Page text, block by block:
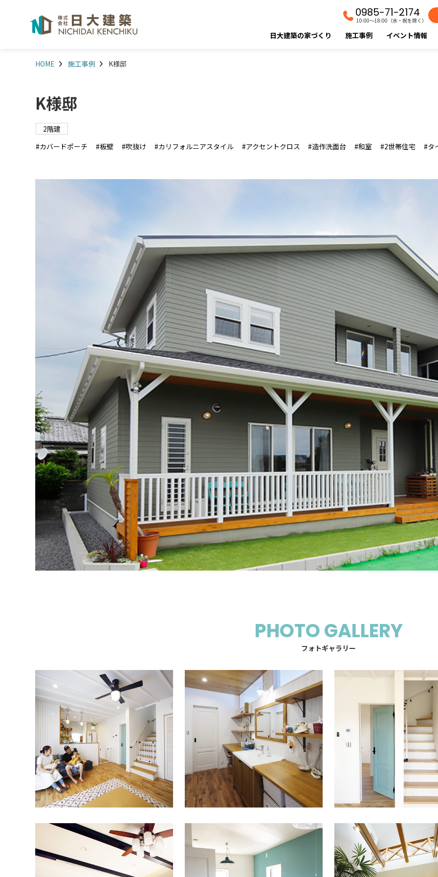
0985-71-2174
10:00〜18:00（水・祝を除く）
日大建築の家づくり 施工事例 イベント情報
HOME 施工事例 K様邸
K様邸
2階建
カバードポーチ
板壁 吹抜け カリフォルニアスタイル アクセントクロス 造作洗面台 和室 2世帯住宅 タ
PHOTO GALLERY
フォトギャラリー